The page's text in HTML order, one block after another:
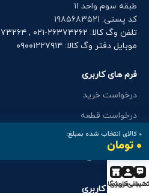
۰ کالای انتخاب شده بمبلغ:
۰ تومان
طبقه سوم واحد ۱۱
کد پستی: ۱۹۸۵۶۸۳۵۲۱
تلفن وگ کالا: ۲۶۳۷۳۲۶۲-۰۲۱ , ۲۶۳۷۳۲۶۴-۰۲۱
موبایل دفتر وگ کالا: ۰۹۰۰۱۲۲۷۹۱۴
فرم های کاربری
درخواست خرید
درخواست قطعه
گارانتی و خدمات پس از فروش
فرم های کاربری
حساب کاربری
فروشگاه